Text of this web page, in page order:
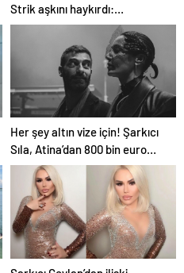
Strik aşkını haykırdı:
“Cennetim”
Her şey altın vize için! Şarkıcı
Sıla, Atina’dan 800 bin euro
değerinde daire aldı